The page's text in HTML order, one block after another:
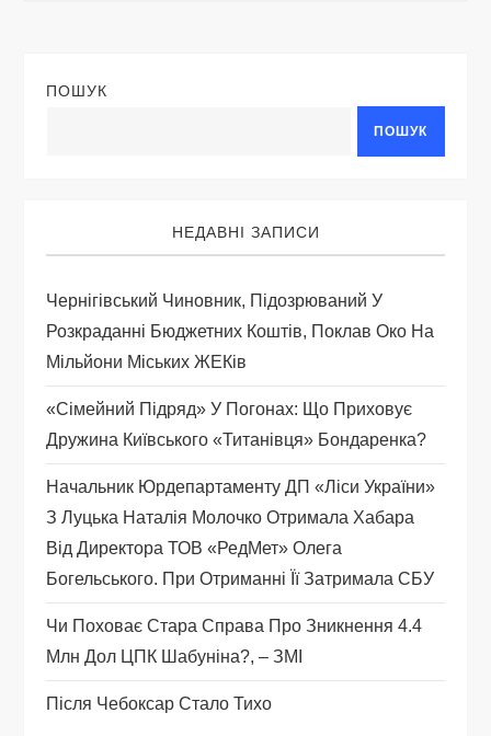
а
я
з
а
п
и
с
і
в
ПОШУК
ПОШУК
НЕДАВНІ ЗАПИСИ
Чернігівський Чиновник, Підозрюваний У
Розкраданні Бюджетних Коштів, Поклав Око На
Мільйони Міських ЖЕКів
«Сімейний Підряд» У Погонах: Що Приховує
Дружина Київського «титанівця» Бондаренка?
Начальник Юрдепартаменту ДП «Ліси України»
З Луцька Наталія Молочко Отримала Хабара
Від Директора ТОВ «РедМет» Олега
Богельського. При Отриманні Її Затримала СБУ
Чи Поховає Стара Справа Про Зникнення 4.4
Млн Дол ЦПК Шабуніна?, – ЗМІ
Після Чебоксар Стало Тихо